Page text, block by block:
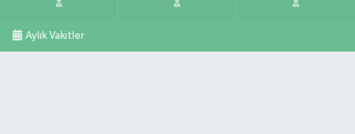
Aylık Vakitler